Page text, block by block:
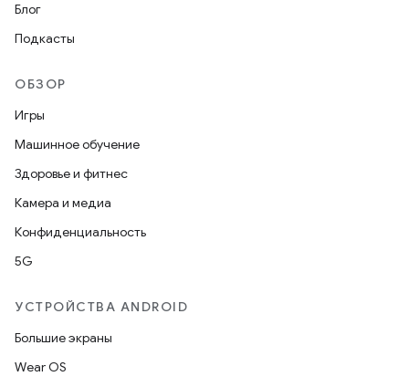
Блог
Подкасты
ОБЗОР
Игры
Машинное обучение
Здоровье и фитнес
Камера и медиа
Конфиденциальность
5G
УСТРОЙСТВА ANDROID
Большие экраны
Wear OS